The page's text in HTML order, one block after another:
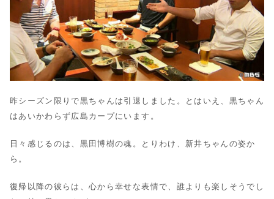
昨シーズン限りで黒ちゃんは引退しました。とはいえ、黒ちゃん
はあいかわらず広島カープにいます。
日々感じるのは、黒田博樹の魂。とりわけ、新井ちゃんの姿か
ら。
復帰以降の彼らは、心から幸せな表情で、誰よりも楽しそうでし